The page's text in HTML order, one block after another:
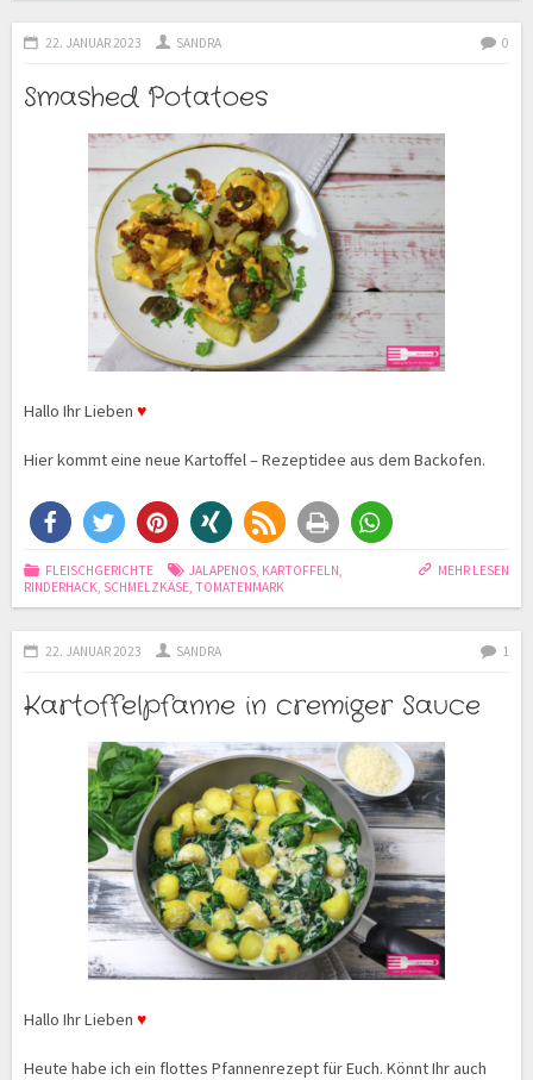
22. JANUAR 2023 SANDRA 0
Smashed Potatoes
Hallo Ihr Lieben ♥
Hier kommt eine neue Kartoffel – Rezeptidee aus dem Backofen.
MEHR LESEN
FLEISCHGERICHTE JALAPENOS, KARTOFFELN,
RINDERHACK, SCHMELZKÄSE, TOMATENMARK
22. JANUAR 2023 SANDRA 1
Kartoffelpfanne in cremiger Sauce
Hallo Ihr Lieben ♥
Heute habe ich ein flottes Pfannenrezept für Euch. Könnt Ihr auch